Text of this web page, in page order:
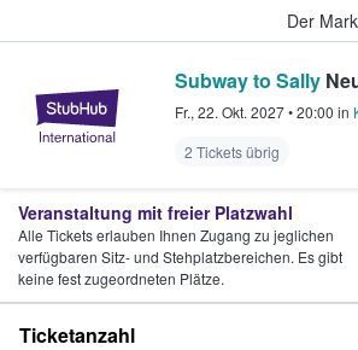
Der
StubHub - Wo
Subway to Sally
Fr., 22. Okt. 2027•20:00 in
2 Tickets übrig
Veranstaltung mit freier Platzwahl
Alle Tickets erlauben Ihnen Zugang zu jeglichen
verfügbaren Sitz- und Stehplatzbereichen. Es gibt
keine fest zugeordneten Plätze.
Ticketanzahl